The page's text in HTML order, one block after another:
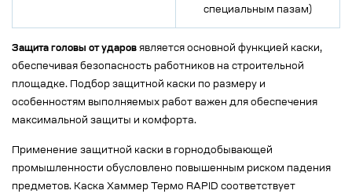
специальным пазам)
Защита головы от ударов является основной функцией каски,
обеспечивая безопасность работников на строительной
площадке. Подбор защитной каски по размеру и
особенностям выполняемых работ важен для обеспечения
максимальной защиты и комфорта.
Применение защитной каски в горнодобывающей
промышленности обусловлено повышенным риском падения
предметов. Каска Хаммер Термо RAPID соответствует